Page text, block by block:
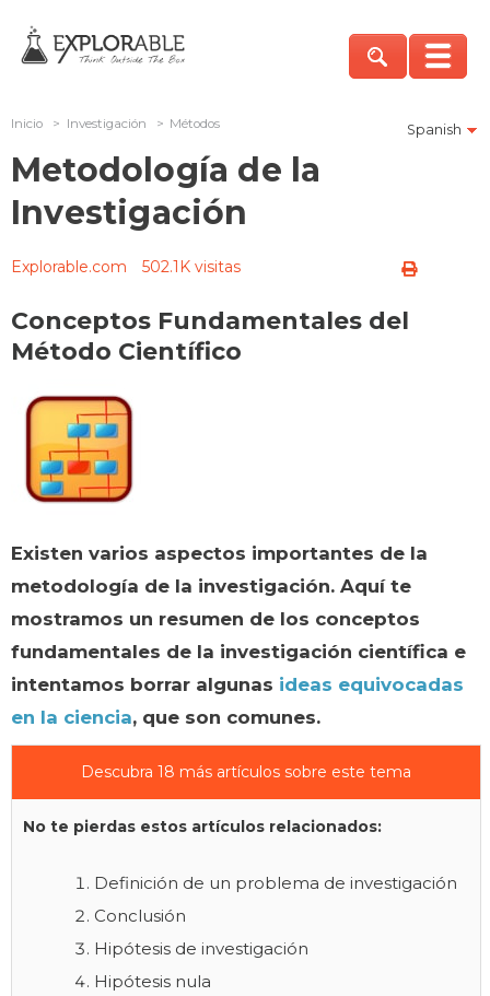
Spanish
Inicio > Investigación > Métodos
Metodología de la
Investigación
Explorable.com 502.1K visitas
Conceptos Fundamentales del
Método Científico
Existen varios aspectos importantes de la
metodología de la investigación. Aquí te
mostramos un resumen de los conceptos
fundamentales de la investigación científica e
intentamos borrar algunas ideas equivocadas
en la ciencia, que son comunes.
Descubra 18 más artículos sobre este tema
No te pierdas estos artículos relacionados:
Definición de un problema de investigación
Conclusión
Hipótesis de investigación
Hipótesis nula